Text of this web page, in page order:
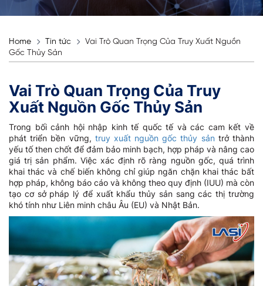
Home Tin tức
Vai Trò Quan Trọng Của Truy Xuất Nguồn
Gốc Thủy Sản
Vai Trò Quan Trọng Của Truy
Xuất Nguồn Gốc Thủy Sản
Trong bối cảnh hội nhập kinh tế quốc tế và các cam kết về
phát triển bền vững, truy xuất nguồn gốc thủy sảntrở thành
yếu tố then chốt để đảm bảo minh bạch, hợp pháp và nâng cao
giá trị sản phẩm. Việc xác định rõ ràng nguồn gốc, quá trình
khai thác và chế biến không chỉ giúp ngăn chặn khai thác bất
hợp pháp, không báo cáo và không theo quy định (IUU) mà còn
tạo cơ sở pháp lý để xuất khẩu thủy sản sang các thị trường
khó tính như Liên minh châu Âu (EU) và Nhật Bản.